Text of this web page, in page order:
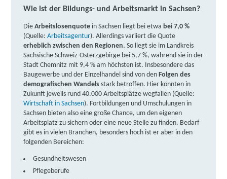
Fortbildungsakademie der Wirtschaft (faw)
gemeinnützige Gesellschaft mbH | Wallstraße 2 - 3,
04838 EilenburgPartner
weitere Informationen
SWA Bildungsakademie GmbH | Am Bahnhof 7,
09599 Freiberg
Partner
weitere Informationen
Fortbildungsakademie der Wirtschaft (faw)
Wie ist der Bildungs- und Arbeitsmarkt in Sachsen?
DieArbeitslosenquote in Sachsen liegt bei etwabei 7,0 %
(Quelle:Arbeitsagentur). Allerdings variiert die Quote
erheblich zwischen den Regionen. So liegt sie im Landkreis
Sächsische Schweiz-Osterzgebirge bei 5,7 %, während sie in der
Stadt Chemnitz mit 9,4 % am höchsten ist. Insbesondere das
Baugewerbe und der Einzelhandel sind von denFolgen des
demografischen Wandels stark betroffen. Hier könnten in
Zukunft jeweils rund 40.000 Arbeitsplätze wegfallen (Quelle:
Wirtschaft in Sachsen). Fortbildungen und Umschulungen in
Sachsen bieten also eine große Chance, um den eigenen
Arbeitsplatz zu sichern oder eine neue Stelle zu finden. Bedarf
gibt es in vielen Branchen, besonders hoch ist er aber in den
folgenden Bereichen:
Gesundheitswesen
Pflegeberufe